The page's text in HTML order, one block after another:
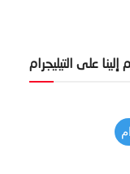
إلينا على التيليجرام